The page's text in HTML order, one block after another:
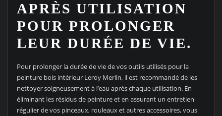
APRÈS UTILISATION
POUR PROLONGER
LEUR DURÉE DE VIE.
Pour prolonger la durée de vie de vos outils utilisés pour la
peinture bois intérieur Leroy Merlin, il est recommandé de les
nettoyer soigneusement à l’eau après chaque utilisation. En
éliminant les résidus de peinture et en assurant un entretien
régulier de vos pinceaux, rouleaux et autres accessoires, vous